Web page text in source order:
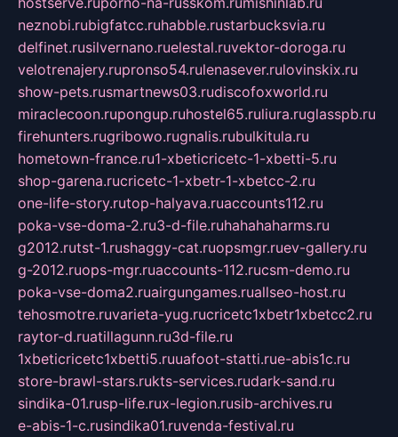
neznobi.rubigfatcc.ruhabble.rustarbucksvia.ru
delfinet.rusilvernano.ruelestal.ruvektor-doroga.ru
velotrenajery.rupronso54.rulenasever.rulovinskix.ru
show-pets.rusmartnews03.rudiscofoxworld.ru
miraclecoon.rupongup.ruhostel65.ruliura.ruglasspb.ru
firehunters.rugribowo.rugnalis.rubulkitula.ru
hometown-france.ru1-xbeticricetc-1-xbetti-5.ru
shop-garena.rucricetc-1-xbetr-1-xbetcc-2.ru
one-life-story.rutop-halyava.ruaccounts112.ru
poka-vse-doma-2.ru3-d-file.ruhahahaharms.ru
g2012.rutst-1.rushaggy-cat.ruopsmgr.ruev-gallery.ru
g-2012.ruops-mgr.ruaccounts-112.rucsm-demo.ru
poka-vse-doma2.ruairgungames.ruallseo-host.ru
tehosmotre.ruvarieta-yug.rucricetc1xbetr1xbetcc2.ru
raytor-d.ruatillagunn.ru3d-file.ru
1xbeticricetc1xbetti5.ruuafoot-statti.rue-abis1c.ru
store-brawl-stars.rukts-services.rudark-sand.ru
sindika-01.rusp-life.rux-legion.rusib-archives.ru
e-abis-1-c.rusindika01.ruvenda-festival.ru